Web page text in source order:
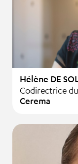
Hélène DE
Codirectrice
Cerema